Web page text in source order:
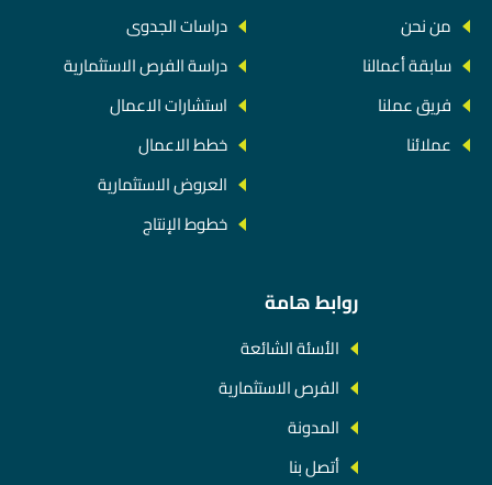
من نحن
سابقة أعمالنا
فريق عملنا
عملائنا
دراسات الجدوى
دراسة الفرص الاستثمارية
استشارات الاعمال
خطط الاعمال
العروض الاستثمارية
خطوط الإنتاج
روابط هامة
الأسئة الشائعة
الفرص الاستثمارية
المدونة
أتصل بنا